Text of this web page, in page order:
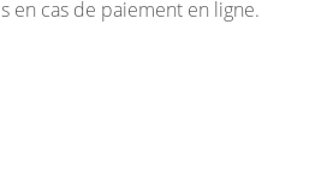
en cas de paiement en ligne.